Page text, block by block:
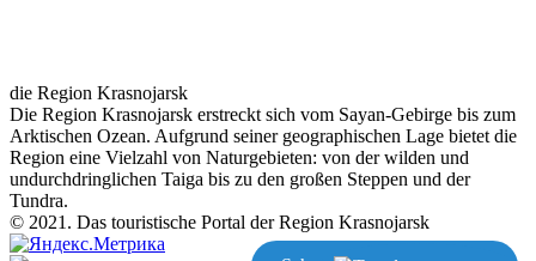
die Region Krasnojarsk
Die Region Krasnojarsk erstreckt sich vom Sayan-Gebirge bis zum
Arktischen Ozean. Aufgrund seiner geographischen Lage bietet die
Region eine Vielzahl von Naturgebieten: von der wilden und
undurchdringlichen Taiga bis zu den großen Steppen und der
Tundra.
© 2021. Das touristische Portal der Region Krasnojarsk